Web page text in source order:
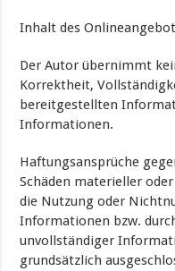
Inhalt des
Der Autor übernimmt
Korrektheit,
bereitgestellten
Informationen.
Haftungsansprüche
Schäden materieller
die Nutzung oder
Informationen bzw.
unvollständiger
grundsätzlich